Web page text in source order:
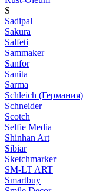
S
Sadipal
Sakura
Salfeti
Sammaker
Sanfor
Sanita
Sarma
Schleich (Германия)
Schneider
Scotch
Selfie Media
Shinhan Art
Sibiar
Sketchmarker
SM-LT ART
Smartbuy